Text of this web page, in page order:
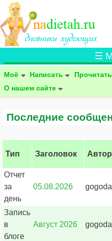
☰
Моё Написать Прочитать
О нашем сайте
Последние
Тип Заголовок Автор
Отчет
за
день
05.08.2026
Запись
в
блоге
Август 2026